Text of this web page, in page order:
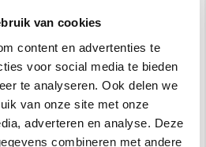
van cookies
content en advertenties te
voor social media te bieden
te analyseren. Ook delen we
van onze site met onze
adverteren en analyse. Deze
combineren met andere
1392975
8720297259715
1 kg